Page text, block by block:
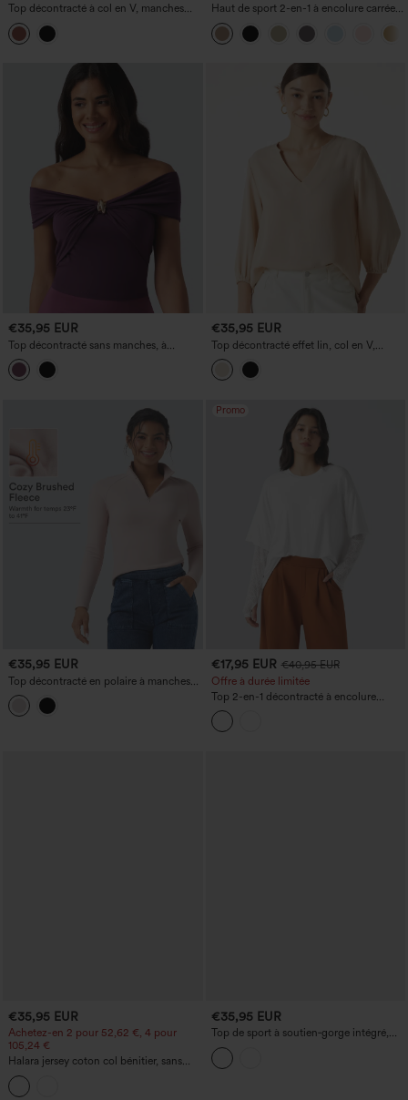
Top décontracté à col en V, manches
longues, avec ouverture boutonnée sur
le devant
Haut de sport 2-en-1 à encolure carrée,
manches longues avec ouvertures pour
le pouce, empiècements en mesh
contrastant, fronces, ourlet incurvé
€35,95 EUR
Top décontracté sans manches, à
épaules dénudées, torsadé et froncé
€35,95 EUR
Top décontracté effet lin, col en V,
manches 3/4
€35,95 EUR
Top décontracté en polaire à manches
longues avec demi-fermeture éclair
Promo
€17,95 EUR €40,95 EUR
Offre à durée limitée
Top 2-en-1 décontracté à encolure
ronde, manches longues avec passe-
pouces et dentelle contrastée
€35,95 EUR
Achetez-en 2 pour 52,62 €, 4 pour
105,24 €
Halara jersey coton col bénitier, sans
manches, avec soutien‑gorge intégré —
top décontracté, bonnets B à DD
€35,95 EUR
Top de sport à soutien‑gorge intégré,
asymétrique (une épaule), manches
longues, ouverture pour le pouce, effet
froncé, toucher frais — UPF50+